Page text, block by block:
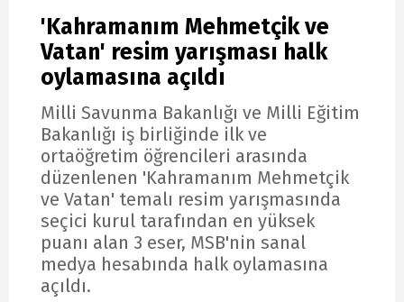
'Kahramanım Mehmetçik ve
Vatan' resim yarışması halk
oylamasına açıldı
Milli Savunma Bakanlığı ve Milli Eğitim
Bakanlığı iş birliğinde ilk ve
ortaöğretim öğrencileri arasında
düzenlenen 'Kahramanım Mehmetçik
ve Vatan' temalı resim yarışmasında
seçici kurul tarafından en yüksek
puanı alan 3 eser, MSB'nin sanal
medya hesabında halk oylamasına
açıldı.